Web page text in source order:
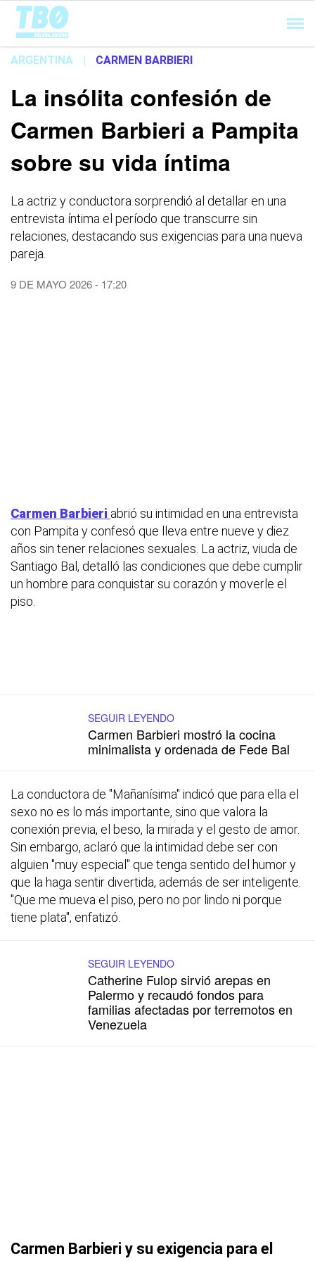
Cargando...
ARGENTINA | CARMEN BARBIERI
La insólita confesión de
Carmen Barbieri a Pampita
sobre su vida íntima
La actriz y conductora sorprendió al detallar en una
entrevista íntima el período que transcurre sin
relaciones, destacando sus exigencias para una nueva
pareja.
9 DE MAYO 2026 - 17:20
Carmen Barbieri abrió su intimidad en una entrevista
con Pampita y confesó que lleva entre nueve y diez
años sin tener relaciones sexuales. La actriz, viuda de
Santiago Bal, detalló las condiciones que debe cumplir
un hombre para conquistar su corazón y moverle el
piso.
SEGUIR LEYENDO
Carmen Barbieri mostró la cocina
minimalista y ordenada de Fede Bal
La conductora de "Mañanísima" indicó que para ella el
sexo no es lo más importante, sino que valora la
conexión previa, el beso, la mirada y el gesto de amor.
Sin embargo, aclaró que la intimidad debe ser con
alguien "muy especial" que tenga sentido del humor y
que la haga sentir divertida, además de ser inteligente.
"Que me mueva el piso, pero no por lindo ni porque
tiene plata", enfatizó.
SEGUIR LEYENDO
Catherine Fulop sirvió arepas en
Palermo y recaudó fondos para
familias afectadas por terremotos en
Venezuela
Carmen Barbieri y su exigencia para el